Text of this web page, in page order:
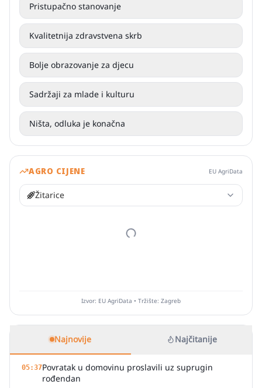
Pristupačno stanovanje
Kvalitetnija zdravstvena skrb
Bolje obrazovanje za djecu
Sadržaji za mlade i kulturu
Ništa, odluka je konačna
AGRO CIJENE EU AgriData
Žitarice
Izvor: EU AgriData • Tržište: Zagreb
Najnovije Najčitanije
05:37Povratak u domovinu proslavili uz suprugin
rođendan